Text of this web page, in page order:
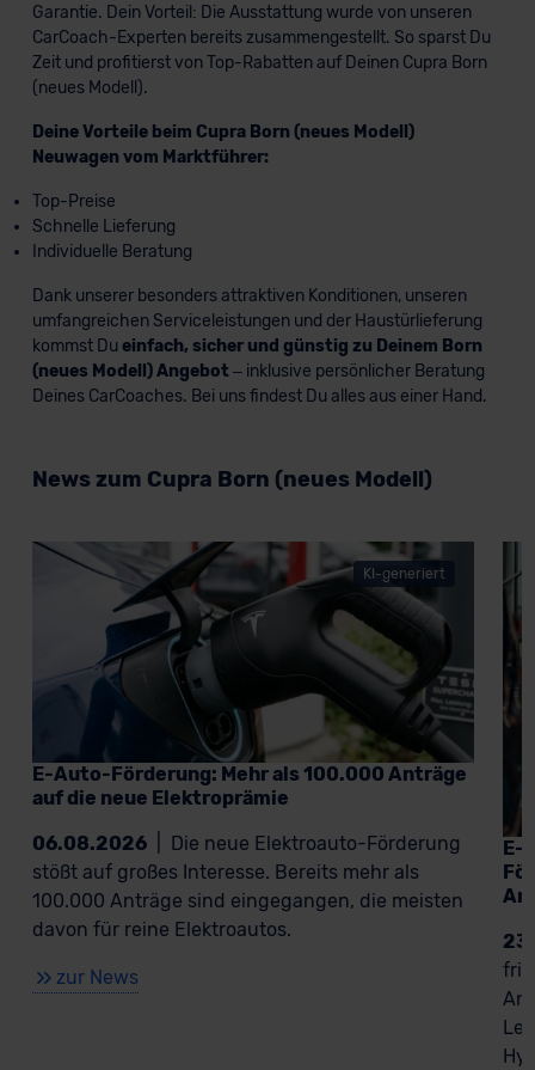
Garantie. Dein Vorteil: Die Ausstattung wurde von unseren
CarCoach-Experten bereits zusammengestellt. So sparst Du
Zeit und profitierst von Top-Rabatten auf Deinen Cupra Born
(neues Modell).
Deine Vorteile beim Cupra Born (neues Modell)
Neuwagen vom Marktführer:
Top-Preise
Schnelle Lieferung
Individuelle Beratung
Dank unserer besonders attraktiven Konditionen, unseren
umfangreichen Serviceleistungen und der Haustürlieferung
kommst Du einfach, sicher und günstig zu Deinem Born
(neues Modell) Angebot – inklusive persönlicher Beratung
Deines CarCoaches. Bei uns findest Du alles aus einer Hand.
News zum Cupra Born (neues Modell)
KI-generiert
E-Auto-Förderung: Mehr als 100.000 Anträge
auf die neue Elektroprämie
06.08.2026
Die neue Elektroauto-Förderung
stößt auf großes Interesse. Bereits mehr als
100.000 Anträge sind eingegangen, die meisten
davon für reine Elektroautos.
zur News
E-